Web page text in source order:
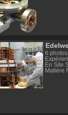
6
En Site
Matière